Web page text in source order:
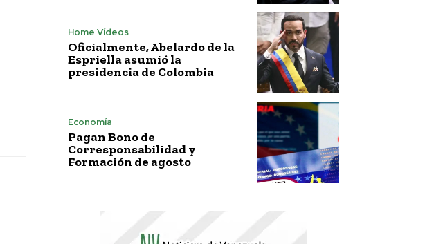
Home Vídeos
Oficialmente, Abelardo de la
Espriella asumió la
presidencia de Colombia
Economía
Pagan Bono de
Corresponsabilidad y
Formación de agosto